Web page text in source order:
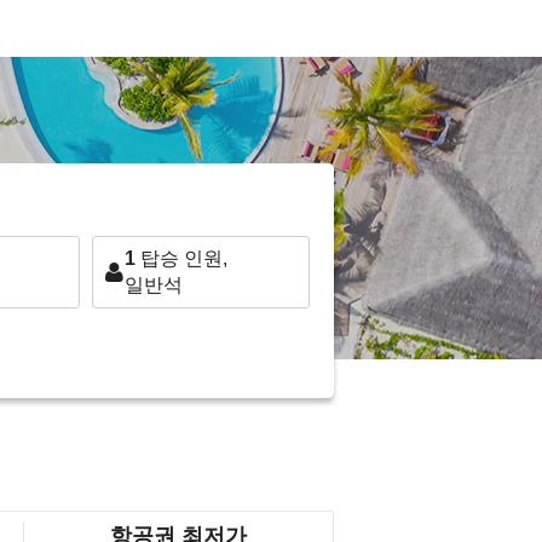
1 탑승 인원,
일반석
항공권 최저가